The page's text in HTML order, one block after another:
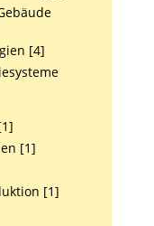
[4]
[1]
[1]